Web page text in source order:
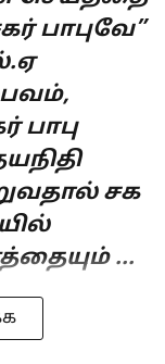
பாபுவே”
பாபு
சக
...